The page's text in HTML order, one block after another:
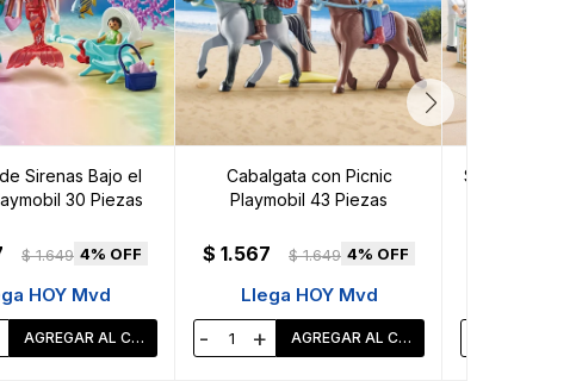
Sirenas Bajo el
30 Piezas
$ 1.649 4
HOY Mvd
Cabalgata con Picnic
Playmobil 43 Piezas
$ 1.567 $ 1.649 4
Llega HOY Mvd
- +